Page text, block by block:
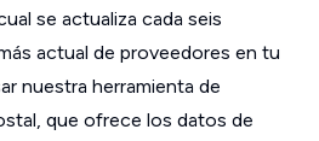
se actualiza cada seis
actual de proveedores en tu
nuestra herramienta de
que ofrece los datos de